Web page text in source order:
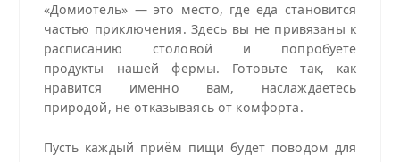
«Домиотель» — это место, где еда становится
частью приключения. Здесь вы не привязаны к
расписанию столовой и попробуете
продукты нашей фермы. Готовьте так, как
нравится именно вам, наслаждаетесь
природой, не отказываясь от комфорта.
Пусть каждый приём пищи будет поводом для